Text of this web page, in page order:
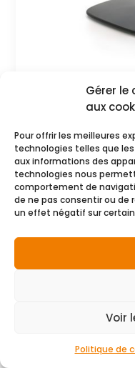
Gérer le
aux
Pour offrir les meilleures
technologies telles que
aux informations des
technologies nous
comportement de
de ne pas consentir ou
un effet négatif sur
Voir
Politique de
Commander